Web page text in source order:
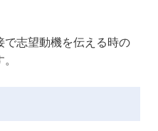
で志望動機を伝える時の